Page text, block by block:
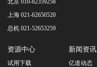
北京 010-82359258
上海 021-62650520
总机 021-52653259
资源中心
试用下载
新闻资讯
亿道动态